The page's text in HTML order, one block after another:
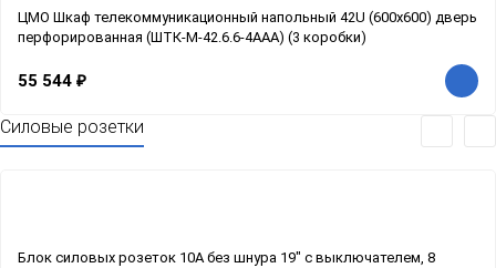
ЦМО Шкаф телекоммуникационный напольный 42U (600x600) дверь
перфорированная (ШТК-М-42.6.6-4ААА) (3 коробки)
55 544 ₽
Силовые розетки
Блок силовых розеток 10А без шнура 19" с выключателем, 8